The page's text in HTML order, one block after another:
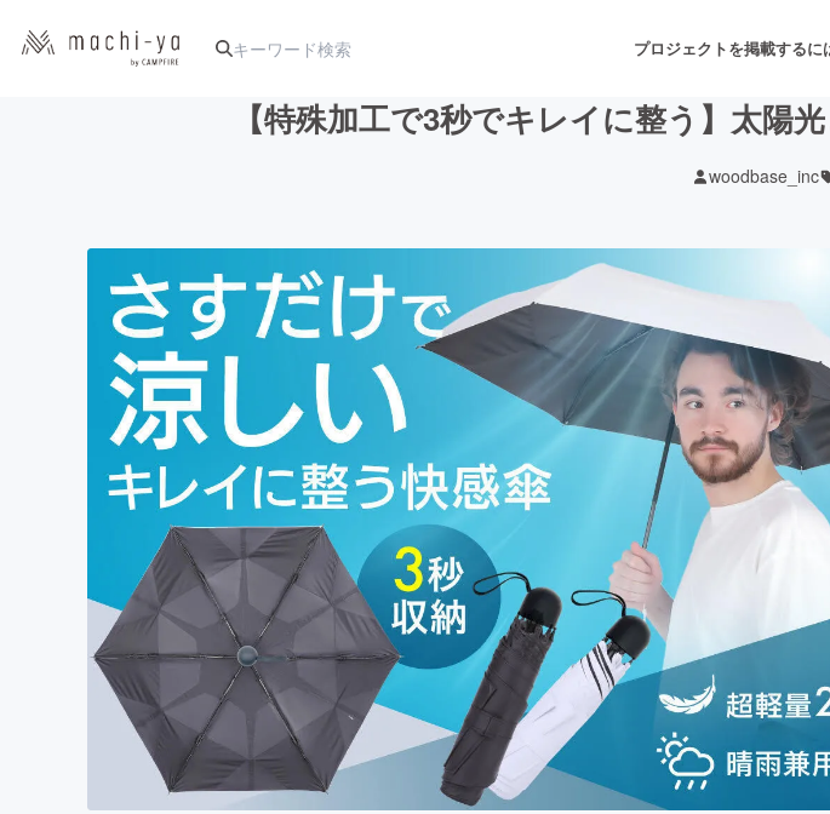
プロジェクトを掲載するに
アート・写真
テクノロジー・ガジェット ゲーム・サービス開発
映像・映画 書籍・雑誌出版
ビジネス・起業
まちづくり・地域活性化
CAMPFIRE for Social Good
CAMPFIREふるさと納税
【特殊加工で3秒でキレイに整う】太陽
woodbase_inc